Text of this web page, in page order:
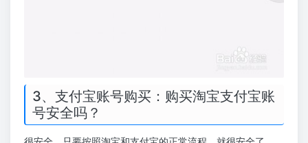
3、支付宝账号购买：购买淘宝支付宝账
号安全吗？